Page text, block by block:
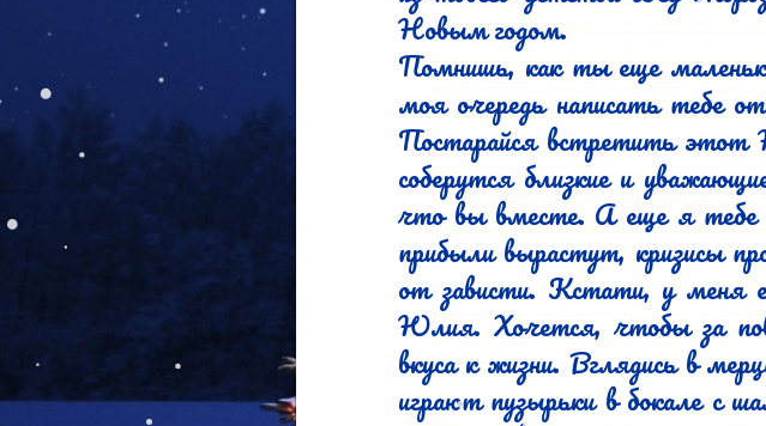
Новым годом.
Помнишь, как ты еще
моя очередь написать тебе
Постарайся встретить этот
соберутся близкие и
что вы вместе. А еще я тебе
прибыли вырастут, кризисы
от зависти. Кстати, у меня
Юлия. Хочется, чтобы за
вкуса к жизни. Вглядись в
играют пузырьки в бокале с